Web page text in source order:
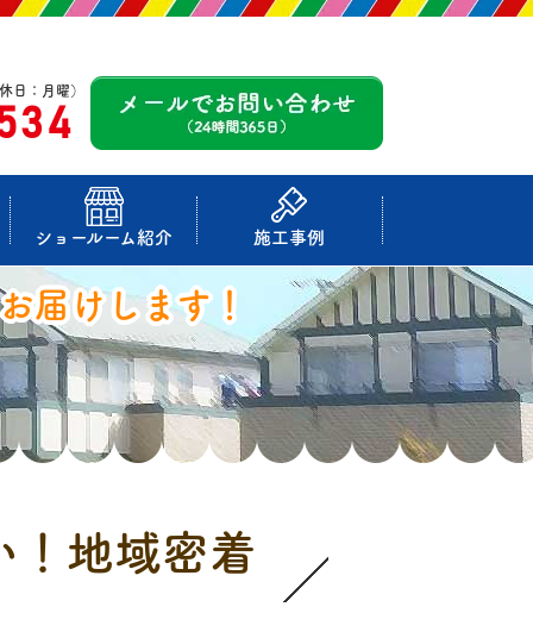
日：月曜）
ショールーム紹介 施工事例
届けします！
！地域密着